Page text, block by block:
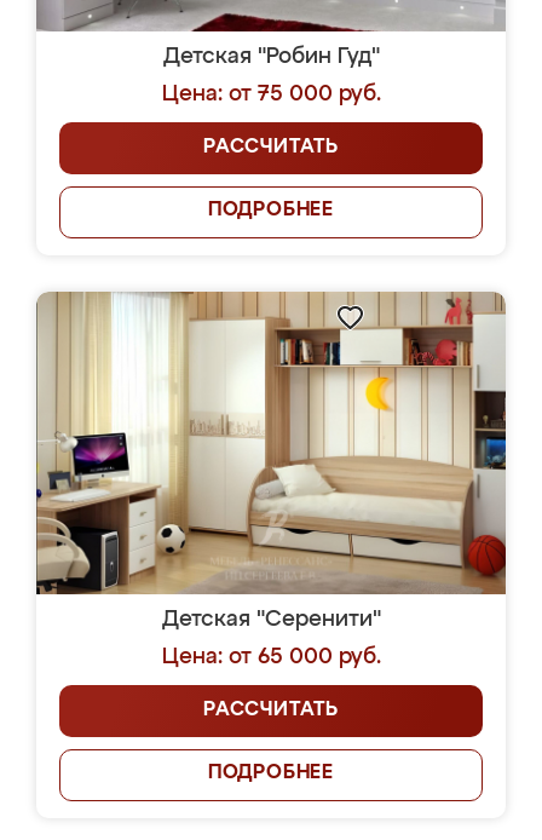
Детская "Робин Гуд"
Цена: от 75 000 руб.
РАССЧИТАТЬ
ПОДРОБНЕЕ
Детская "Серенити"
Цена: от 65 000 руб.
РАССЧИТАТЬ
ПОДРОБНЕЕ